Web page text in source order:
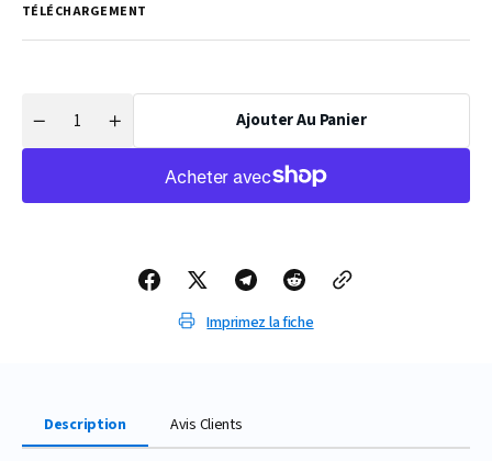
TÉLÉCHARGEMENT
Réduire
Quantité
Augmenter
Ajouter Au Panier
Imprimez la fiche
Description Avis Clients